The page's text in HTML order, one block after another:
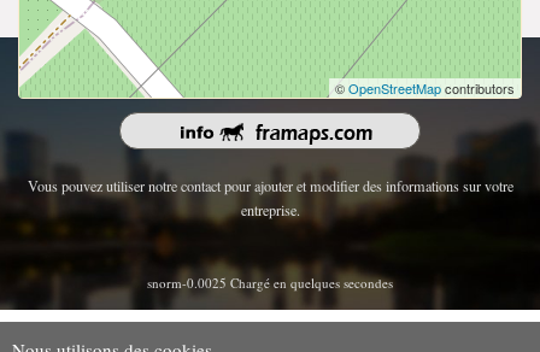
©OpenStreetMapcontributors
droits d'auteur 2026 | Tous les droits sont réservés.
Vous pouvez utiliser notre contact pour ajouter et modifier des informations sur votre
entreprise.
snorm-0.0025 Chargé en quelques secondes